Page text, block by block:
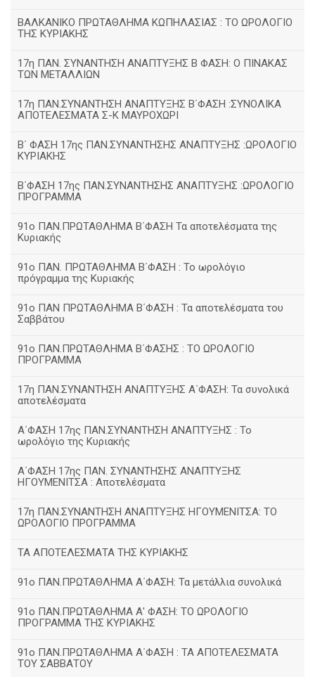
ΒΑΛΚΑΝΙΚΟ ΠΡΩΤΑΘΛΗΜΑ ΚΩΠΗΛΑΣΙΑΣ : ΤΟ ΩΡΟΛΟΓΙΟ
ΤΗΣ ΚΥΡΙΑΚΗΣ
17η ΠΑΝ. ΣΥΝΑΝΤΗΣΗ ΑΝΑΠΤΥΞΗΣ Β ΦΑΣΗ: Ο ΠΙΝΑΚΑΣ
ΤΩΝ ΜΕΤΑΛΛΙΩΝ
17η ΠΑΝ.ΣΥΝΑΝΤΗΣΗ ΑΝΑΠΤΥΞΗΣ Β΄ΦΑΣΗ :ΣΥΝΟΛΙΚΑ
ΑΠΟΤΕΛΕΣΜΑΤΑ Σ-Κ ΜΑΥΡΟΧΩΡΙ
B΄ ΦΑΣΗ 17ης ΠΑΝ.ΣΥΝΑΝΤΗΣΗΣ ΑΝΑΠΤΥΞΗΣ :ΩΡΟΛΟΓΙΟ
ΚΥΡΙΑΚΗΣ
Β΄ΦΑΣΗ 17ης ΠΑΝ.ΣΥΝΑΝΤΗΣΗΣ ΑΝΑΠΤΥΞΗΣ :ΩΡΟΛΟΓΙΟ
ΠΡΟΓΡΑΜΜΑ
91ο ΠΑΝ.ΠΡΩΤΑΘΛΗΜΑ Β΄ΦΑΣΗ Τα αποτελέσματα της
Κυριακής
91ο ΠΑΝ. ΠΡΩΤΑΘΛΗΜΑ Β΄ΦΑΣΗ : Το ωρολόγιο
πρόγραμμα της Κυριακής
91ο ΠΑΝ ΠΡΩΤΑΘΛΗΜΑ Β΄ΦΑΣΗ : Τα αποτελέσματα του
Σαββάτου
91ο ΠΑΝ.ΠΡΩΤΑΘΛΗΜΑ Β΄ΦΑΣΗΣ : ΤΟ ΩΡΟΛΟΓΙΟ
ΠΡΟΓΡΑΜΜΑ
17η ΠΑΝ.ΣΥΝΑΝΤΗΣΗ ΑΝΑΠΤΥΞΗΣ Α΄ΦΑΣΗ: Τα συνολικά
αποτελέσματα
Α΄ΦΑΣΗ 17ης ΠΑΝ.ΣΥΝΑΝΤΗΣΗ ΑΝΑΠΤΥΞΗΣ : Το
ωρολόγιο της Κυριακής
Α΄ΦΑΣΗ 17ης ΠΑΝ. ΣΥΝΑΝΤΗΣΗΣ ΑΝΑΠΤΥΞΗΣ
ΗΓΟΥΜΕΝΙΤΣΑ : Αποτελέσματα
17η ΠΑΝ.ΣΥΝΑΝΤΗΣΗ ΑΝΑΠΤΥΞΗΣ ΗΓΟΥΜΕΝΙΤΣΑ: ΤΟ
ΩΡΟΛΟΓΙΟ ΠΡΟΓΡΑΜΜΑ
ΤΑ ΑΠΟΤΕΛΕΣΜΑΤΑ ΤΗΣ ΚΥΡΙΑΚΗΣ
91ο ΠΑΝ.ΠΡΩΤΑΘΛΗΜΑ Α΄ΦΑΣΗ: Τα μετάλλια συνολικά
91ο ΠΑΝ.ΠΡΩΤΑΘΛΗΜΑ Α' ΦΑΣΗ: ΤΟ ΩΡΟΛΟΓΙΟ
ΠΡΟΓΡΑΜΜΑ ΤΗΣ ΚΥΡΙΑΚΗΣ
91ο ΠΑΝ.ΠΡΩΤΑΘΛΗΜΑ Α΄ΦΑΣΗ : ΤΑ ΑΠΟΤΕΛΕΣΜΑΤΑ
ΤΟΥ ΣΑΒΒΑΤΟΥ